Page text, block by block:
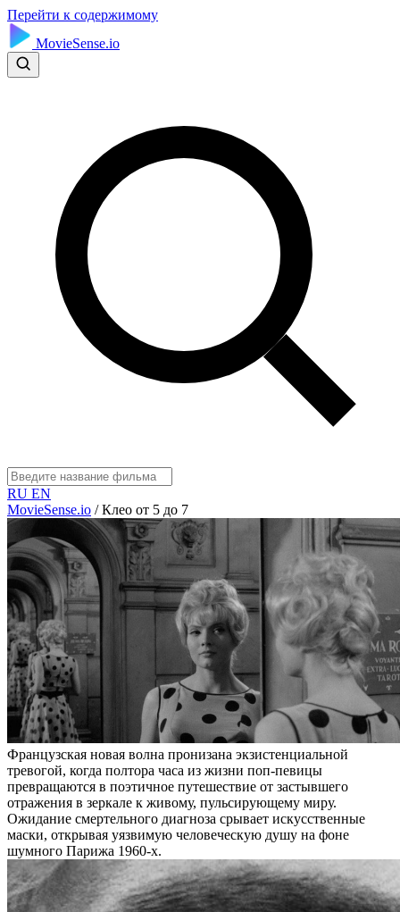
Перейти к содержимому
MovieSense.io
RU EN
MovieSense.io / Клео от 5 до 7
Французская новая волна пронизана экзистенциальной
тревогой, когда полтора часа из жизни поп-певицы
превращаются в поэтичное путешествие от застывшего
отражения в зеркале к живому, пульсирующему миру.
Ожидание смертельного диагноза срывает искусственные
маски, открывая уязвимую человеческую душу на фоне
шумного Парижа 1960-х.